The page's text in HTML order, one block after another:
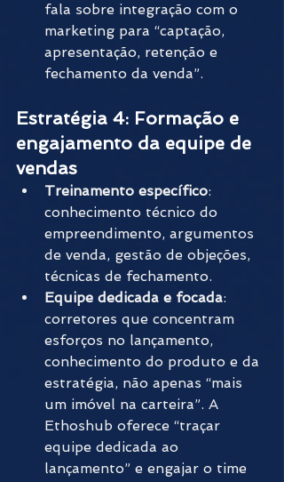
fala sobre integração com o
marketing para “captação,
apresentação, retenção e
fechamento da venda”.
Estratégia 4: Formação e
engajamento da equipe de
vendas
Treinamento específico:
conhecimento técnico do
empreendimento, argumentos
de venda, gestão de objeções,
técnicas de fechamento.
Equipe dedicada e focada:
corretores que concentram
esforços no lançamento,
conhecimento do produto e da
estratégia, não apenas “mais
um imóvel na carteira”. A
Ethoshub oferece “traçar
equipe dedicada ao
lançamento” e engajar o time